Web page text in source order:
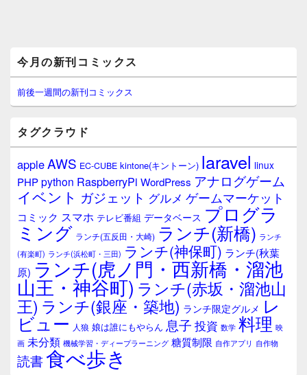
イ
ン
サ
イ
ウ
ィ
ジ
ェ
ア
今月の新刊コミックス
前後一週間の新刊コミックス
タグクラウド
appleAWS EC-CUBE kintone(キントーン) laravel linux
PHPpython RaspberryPi WordPress アナログゲーム
イベント ガジェット グルメ ゲームマーケット
コミック スマホ テレビ番組 データベース プログラ
ミング ランチ(五反田・大崎) ランチ(新橋) ランチ
(有楽町) ランチ(浜松町・三田) ランチ(神保町) ランチ(秋葉
原) ランチ(虎ノ門・西新橋・溜池
山王・神谷町) ランチ(赤坂・溜池山
王) ランチ(銀座・築地) ランチ限定グルメ レ
ビュー 人狼 娘は誰にもやらん 息子 投資 数学 料理 映
画 未分類 機械学習・ディープラーニング 糖質制限 自作アプリ 自作物
読書食べ歩き